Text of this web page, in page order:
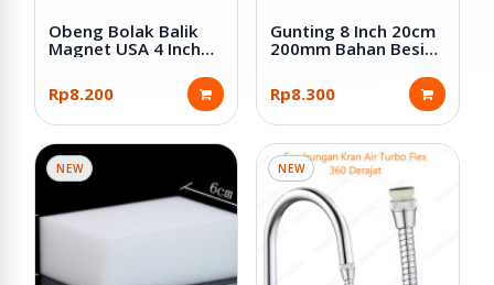
Obeng Bolak Balik
Magnet USA 4 Inch
Rp8.200
Gunting 8 Inch 20cm
200mm Bahan Besi
Rp8.300
NEW NEW